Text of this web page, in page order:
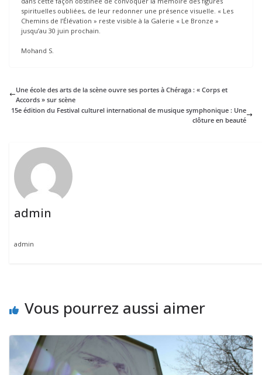
spirituelles oubliées, de leur redonner une présence visuelle. « Les
Chemins de l’Élévation » reste visible à la Galerie « Le Bronze »
jusqu’au 30 juin prochain.
Mohand S.
Une école des arts de la scène ouvre ses portes à Chéraga : « Corps et
Accords » sur scène
15e édition du Festival culturel international de musique symphonique : Une
clôture en beauté
admin
admin
Vous pourrez aussi aimer